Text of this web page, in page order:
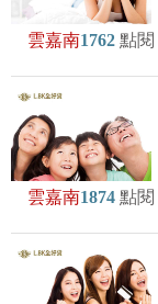
雲嘉南1762 點閱
雲嘉南1874 點閱